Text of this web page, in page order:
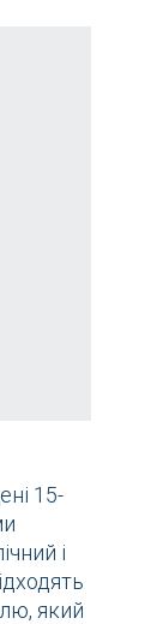
15-
і
який